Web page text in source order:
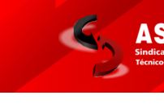
conteúdo